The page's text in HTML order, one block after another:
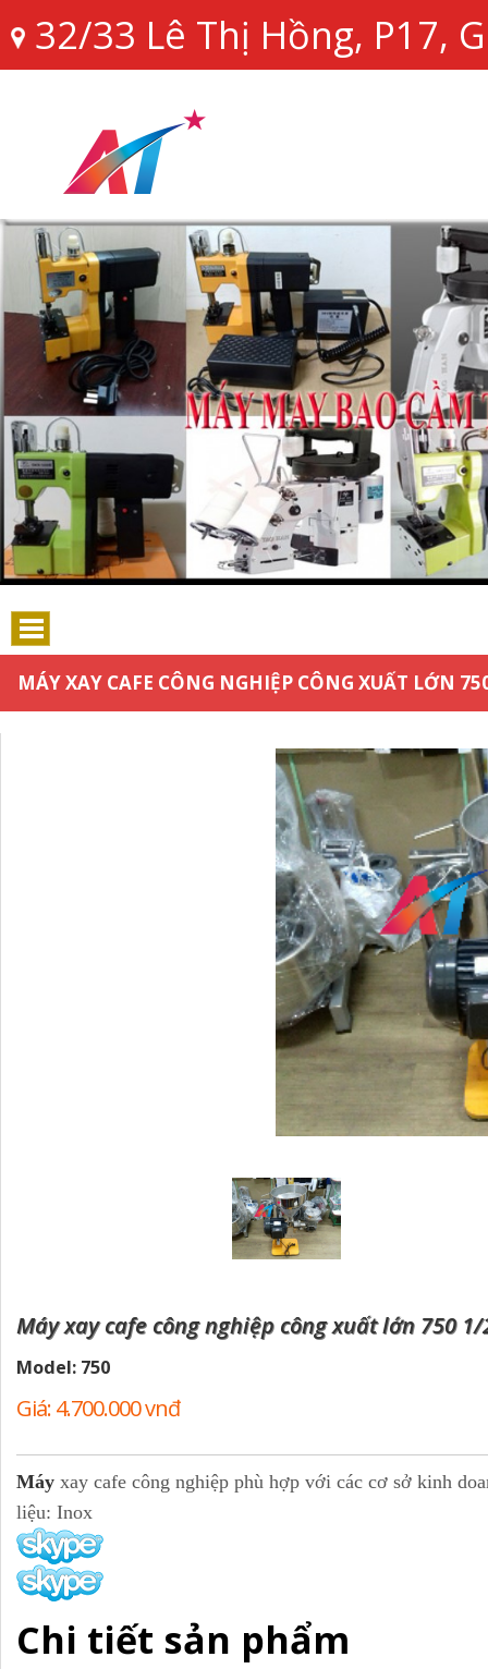
32/33 Lê Thị Hồng, P17,
MÁY XAY CAFE CÔNG NGHIỆP CÔNG XUẤT LỚN
Máy xay cafe công nghiệp công xuất lớn 750 1/
Model: 750
Giá: 4.700.000 vnđ
Máy xay cafe công nghiệp phù hợp với các cơ sở kinh
liệu: Inox
Chi tiết sản phẩm